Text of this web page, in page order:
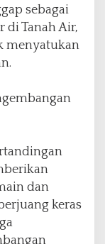
sebagai
di Tanah Air,
menyatukan
dan
keras